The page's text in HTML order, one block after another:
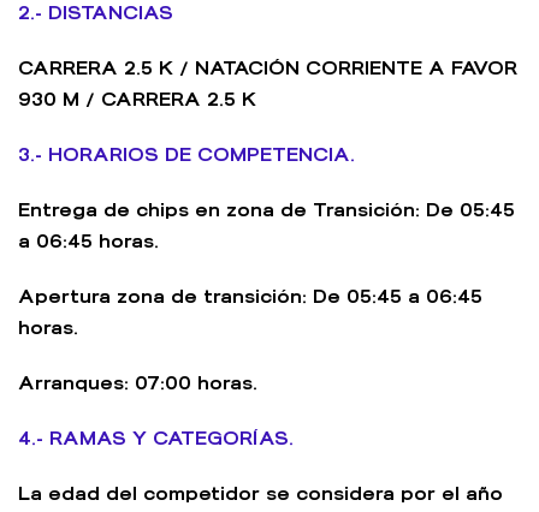
2.- DISTANCIAS
CARRERA 2.5 K / NATACIÓN CORRIENTE A FAVOR
930 M / CARRERA 2.5 K
3.- HORARIOS DE COMPETENCIA.
Entrega de chips en zona de Transición: De 05:45
a 06:45 horas.
Apertura zona de transición: De 05:45 a 06:45
horas.
Arranques: 07:00 horas.
4.- RAMAS Y CATEGORÍAS.
La edad del competidor se considera por el año